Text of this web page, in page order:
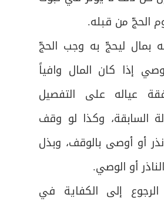
الحجّ من قبله.
له بمال ليحجّ به وجب الحجّ
إذا كان المال وافياً
عياله على التفصيل
السابقة، وكذا لو وقف
أو أوصى بالوقف، وبذل
أو الوصي.
الرجوع إلى الكفاية في
هدي التَّمتُّع
أو التقصير فيه فرع
في واجبات مكَّة المكرّمة، وهي
طواف الحجّ وصلاته والسعي
طواف النساء وصلاته